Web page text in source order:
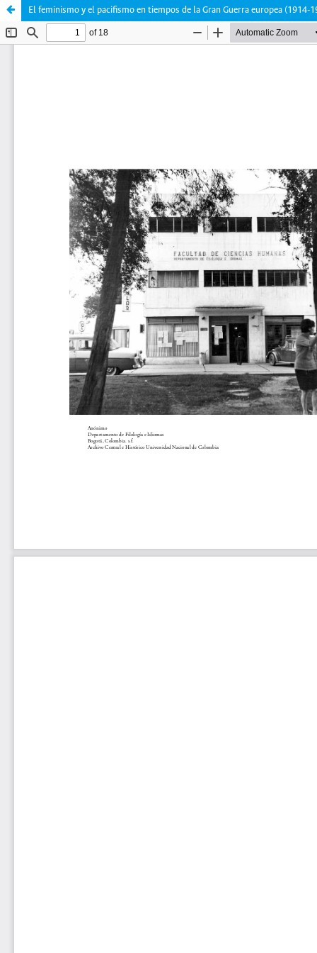
El feminismo y el pacifismo en tiempos de la Gran Guerra europea (1914-